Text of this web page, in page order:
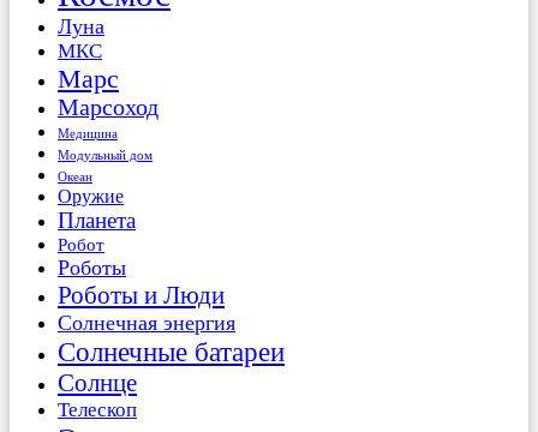
Луна
МКС
Марс
Марсоход
Медицина
Модульный дом
Океан
Оружие
Планета
Робот
Роботы
Роботы и Люди
Солнечная энергия
Солнечные батареи
Солнце
Телескоп